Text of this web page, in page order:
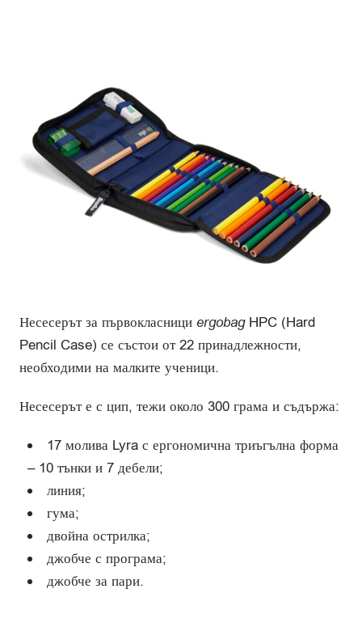
Несесерът за първокласници ergobagHPC (Hard
Pencil Case) се състои от 22 принадлежности,
необходими на малките ученици.
Несесерът е с цип, тежи около 300 грама и съдържа:
17 молива Lyra с ергономична триъгълна форма
– 10 тънки и 7 дебели;
линия;
гума;
двойна острилка;
джобче с програма;
джобче за пари.